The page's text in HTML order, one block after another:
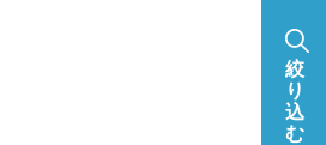
絞
り
込
む